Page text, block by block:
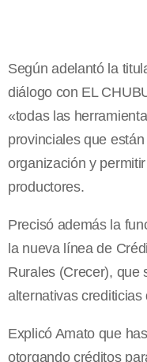
Según adelantó la
diálogo con EL
«todas las
provinciales que
organización y
productores.
Precisó además la
la nueva línea de
Rurales (Crecer), que
alternativas
Explicó Amato que
otorgando créditos